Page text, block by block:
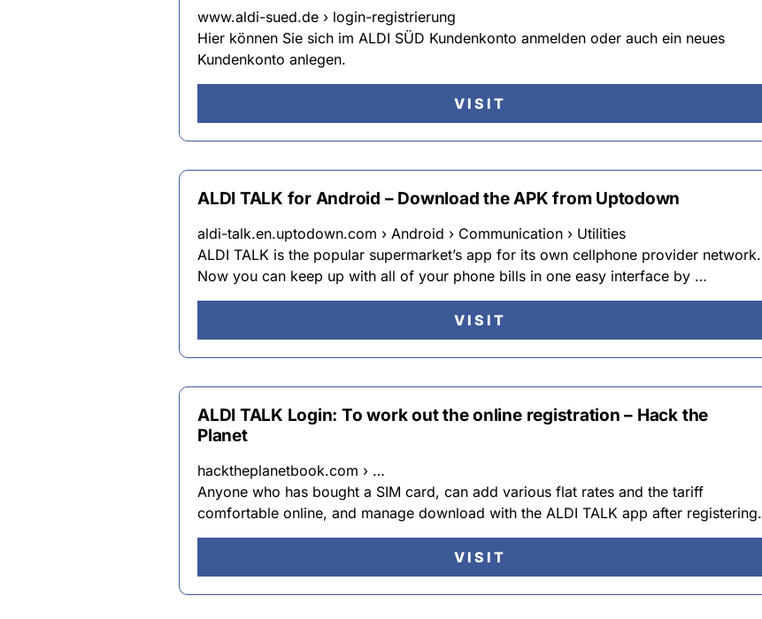
www.aldi-sued.de › login-registrierung
Hier können Sie sich im ALDI SÜD Kundenkonto anmelden oder auch ein neues
Kundenkonto anlegen.
VISIT
ALDI TALK for Android – Download the APK from Uptodown
aldi-talk.en.uptodown.com › Android › Communication › Utilities
ALDI TALK is the popular supermarket’s app for its own cellphone provider network.
Now you can keep up with all of your phone bills in one easy interface by …
VISIT
ALDI TALK Login: To work out the online registration – Hack the
Planet
hacktheplanetbook.com › …
Anyone who has bought a SIM card, can add various flat rates and the tariff
comfortable online, and manage download with the ALDI TALK app after registering.
VISIT